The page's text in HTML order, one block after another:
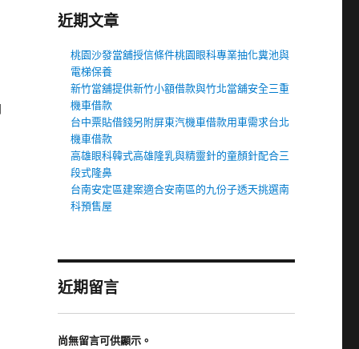
近期文章
桃園沙發當舖授信條件桃園眼科專業抽化糞池與
電梯保養
新竹當舖提供新竹小額借款與竹北當舖安全三重
機車借款
台中票貼借錢另附屏東汽機車借款用車需求台北
機車借款
高雄眼科韓式高雄隆乳與精靈針的童顏針配合三
段式隆鼻
台南安定區建案適合安南區的九份子透天挑選南
科預售屋
近期留言
尚無留言可供顯示。